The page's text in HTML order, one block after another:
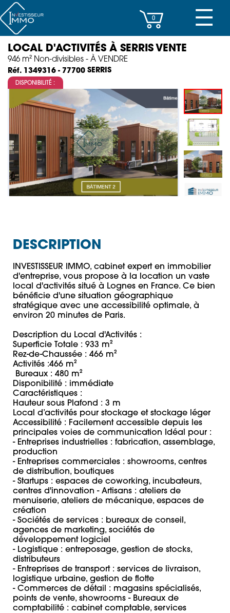
CENTRES D’AFFAIRES
IMMEUBLES DE RAPPORT
PROPERTY MANAGEMENT
PROGRAMMES NEUFS
INVESTISSEMENT
SOCIÉTÉ
ACTUALITÉS
☰
0
LOCAL D'ACTIVITÉS À SERRIS VENTE
946 m² Non-divisibles - À VENDRE
Réf. 1349316 - 77700 SERRIS
DISPONIBILITÉ :
DESCRIPTION
INVESTISSEUR IMMO, cabinet expert en immobilier
d'entreprise, vous propose à la location un vaste
local d'activités situé à Lognes en France. Ce bien
bénéficie d'une situation géographique
stratégique avec une accessibilité optimale, à
environ 20 minutes de Paris.
Description du Local d'Activités :
Superficie Totale : 933 m²
Rez-de-Chaussée : 466 m²
Activités :466 m²
Disponibilité : immédiate
Caractéristiques :
Hauteur sous Plafond : 3 m
Local d’activités pour stockage et stockage léger
Accessibilité : Facilement accessible depuis les
principales voies de communication Idéal pour :
- Entreprises industrielles : fabrication, assemblage,
production
- Entreprises commerciales : showrooms, centres
de distribution, boutiques
- Startups : espaces de coworking, incubateurs,
centres d'innovation - Artisans : ateliers de
menuiserie, ateliers de mécanique, espaces de
création
- Sociétés de services : bureaux de conseil,
agences de marketing, sociétés de
développement logiciel
- Logistique : entreposage, gestion de stocks,
distributeurs
- Entreprises de transport : services de livraison,
logistique urbaine, gestion de flotte
- Commerces de détail : magasins spécialisés,
points de vente, showrooms - Bureaux de
comptabilité : cabinet comptable, services